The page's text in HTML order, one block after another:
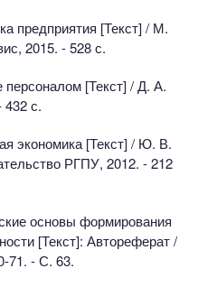
предприятия [Текст] / М.
2015. - 528 с.
[Текст] / Д. А.
с.
экономика [Текст] / Ю. В.
РГПУ, 2012. - 212
основы формирования
[Текст]: Автореферат /
71. - С. 63.